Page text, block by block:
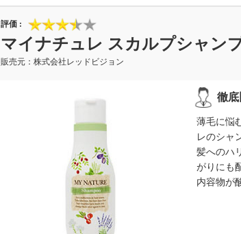
マイナチュレ スカルプシャン
株式会社レッドビジョン
薄毛に悩
レのシャ
髪へのハ
がりにも
内容物が